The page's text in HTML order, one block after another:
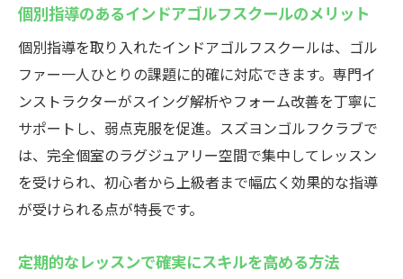
個別指導のあるインドアゴルフスクールのメリット
個別指導を取り入れたインドアゴルフスクールは、ゴル
ファー一人ひとりの課題に的確に対応できます。専門イ
ンストラクターがスイング解析やフォーム改善を丁寧に
サポートし、弱点克服を促進。スズヨンゴルフクラブで
は、完全個室のラグジュアリー空間で集中してレッスン
を受けられ、初心者から上級者まで幅広く効果的な指導
が受けられる点が特長です。
定期的なレッスンで確実にスキルを高める方法